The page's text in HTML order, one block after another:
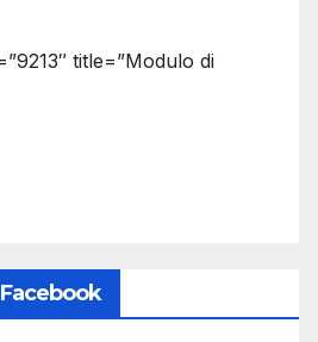
title=”Modulo di